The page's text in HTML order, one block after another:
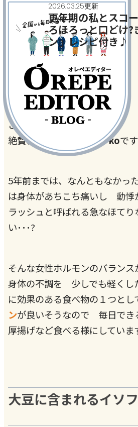
2026.03.25更新
更年期の私とスコ
ろほろっと口どけ?
ン』レシピ付き♪
美容のこと
こんにちは！
絶賛、更年期中の
mayu-koで
5年前までは、なんともなか
は身体があちこち痛いし 動悸
ラッシュと呼ばれる急なほてり
い･･･?
そんな女性ホルモンのバラン
身体の不調を 少しでも軽く
に効果のある食べ物の１つとし
ンが良いそうなので 毎日でき
厚揚げなど食べる様にしていま
大豆に含まれるイソ